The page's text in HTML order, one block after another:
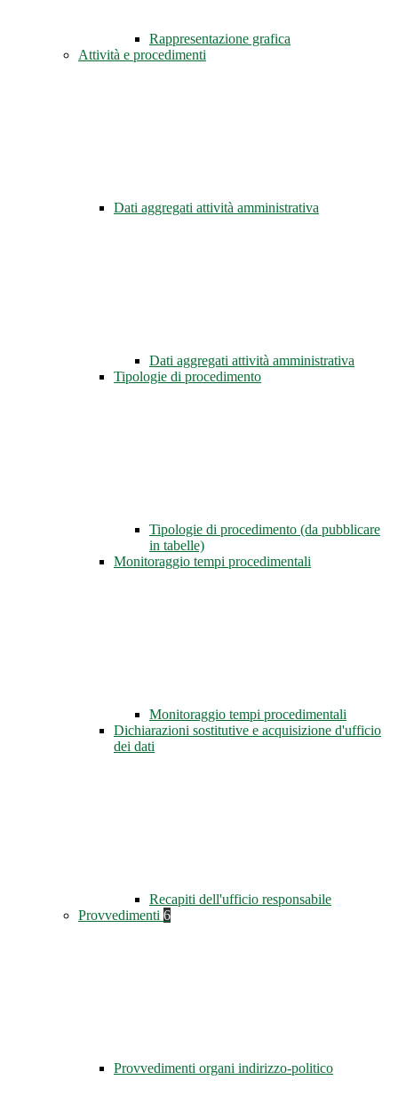
Rappresentazione grafica
Attività e procedimenti
Dati aggregati attività amministrativa
Dati aggregati attività amministrativa
Tipologie di procedimento
Tipologie di procedimento (da pubblicare
in tabelle)
Monitoraggio tempi procedimentali
Monitoraggio tempi procedimentali
Dichiarazioni sostitutive e acquisizione d'ufficio
dei dati
Recapiti dell'ufficio responsabile
Provvedimenti 6
Provvedimenti organi indirizzo-politico